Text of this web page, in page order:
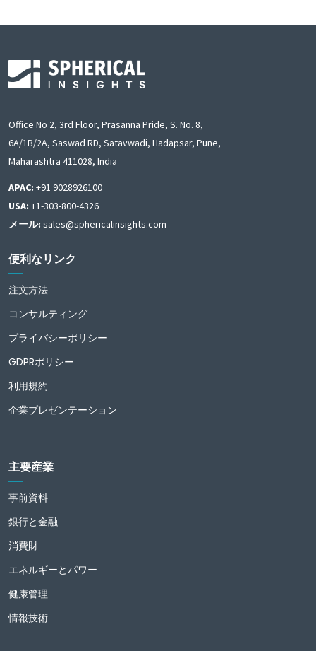
Office No 2, 3rd Floor, Prasanna Pride, S. No. 8,
6A/1B/2A, Saswad RD, Satavwadi, Hadapsar, Pune,
Maharashtra 411028, India
APAC: +91 9028926100
USA: +1-303-800-4326
メール: sales@sphericalinsights.com
便利なリンク
注文方法
コンサルティング
プライバシーポリシー
GDPRポリシー
利用規約
企業プレゼンテーション
主要産業
事前資料
銀行と金融
消費財
エネルギーとパワー
健康管理
情報技術